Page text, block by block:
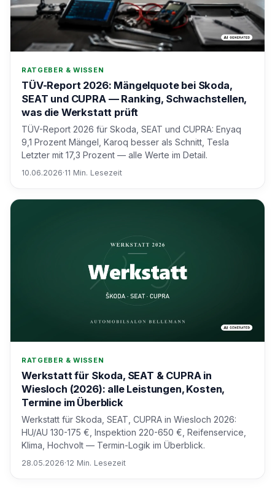
RATGEBER & WISSEN
TÜV-Report 2026: Mängelquote bei Skoda,
SEAT und CUPRA — Ranking, Schwachstellen,
was die Werkstatt prüft
TÜV-Report 2026 für Skoda, SEAT und CUPRA: Enyaq
9,1 Prozent Mängel, Karoq besser als Schnitt, Tesla
Letzter mit 17,3 Prozent — alle Werte im Detail.
10.06.2026·11 Min. Lesezeit
RATGEBER & WISSEN
Werkstatt für Skoda, SEAT & CUPRA in
Wiesloch (2026): alle Leistungen, Kosten,
Termine im Überblick
Werkstatt für Skoda, SEAT, CUPRA in Wiesloch 2026:
HU/AU 130-175 €, Inspektion 220-650 €, Reifenservice,
Klima, Hochvolt — Termin-Logik im Überblick.
28.05.2026·12 Min. Lesezeit